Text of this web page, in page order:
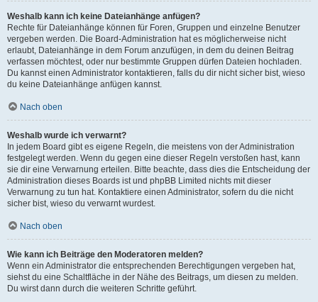
Weshalb kann ich keine Dateianhänge anfügen?
Rechte für Dateianhänge können für Foren, Gruppen und einzelne Benutzer
vergeben werden. Die Board-Administration hat es möglicherweise nicht
erlaubt, Dateianhänge in dem Forum anzufügen, in dem du deinen Beitrag
verfassen möchtest, oder nur bestimmte Gruppen dürfen Dateien hochladen.
Du kannst einen Administrator kontaktieren, falls du dir nicht sicher bist, wieso
du keine Dateianhänge anfügen kannst.
Nach oben
Weshalb wurde ich verwarnt?
In jedem Board gibt es eigene Regeln, die meistens von der Administration
festgelegt werden. Wenn du gegen eine dieser Regeln verstoßen hast, kann
sie dir eine Verwarnung erteilen. Bitte beachte, dass dies die Entscheidung der
Administration dieses Boards ist und phpBB Limited nichts mit dieser
Verwarnung zu tun hat. Kontaktiere einen Administrator, sofern du die nicht
sicher bist, wieso du verwarnt wurdest.
Nach oben
Wie kann ich Beiträge den Moderatoren melden?
Wenn ein Administrator die entsprechenden Berechtigungen vergeben hat,
siehst du eine Schaltfläche in der Nähe des Beitrags, um diesen zu melden.
Du wirst dann durch die weiteren Schritte geführt.